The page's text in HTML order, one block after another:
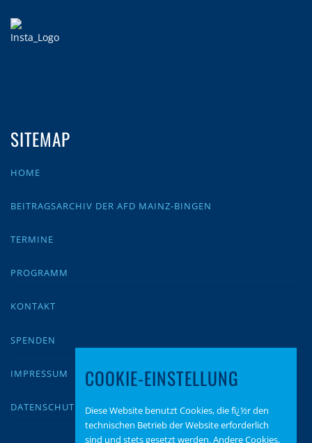
SITEMAP
HOME
BEITRAGSARCHIV DER AFD MAINZ-BINGEN
TERMINE
PROGRAMM
KONTAKT
SPENDEN
IMPRESSUM
DATENSCHUTZ
COOKIE-EINSTELLUNG
Diese Website benutzt Cookies, die fï¿½r den
technischen Betrieb der Website erforderlich
sind und stets gesetzt werden. Andere Cookies,